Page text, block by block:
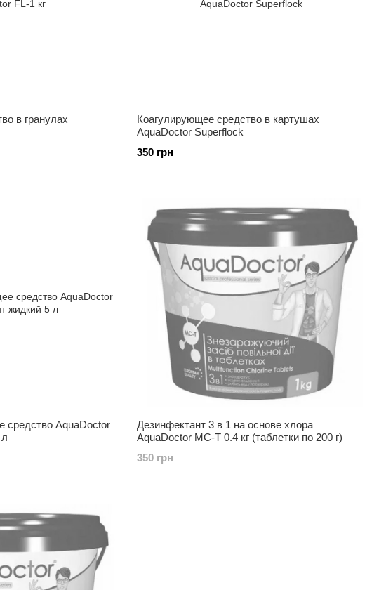
в гранулах
Коагулирующее средство в картушах
AquaDoctor Superflock
350 грн
средство AquaDoctor
Дезинфектант 3 в 1 на основе хлора
AquaDoctor MC-T 0.4 кг (таблетки по 200 г)
350 грн